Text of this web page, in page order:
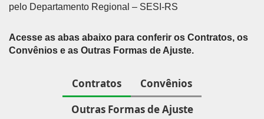
pelo Departamento Regional – SESI-RS
Acesse as abas abaixo para conferir os Contratos, os
Convênios e as Outras Formas de Ajuste.